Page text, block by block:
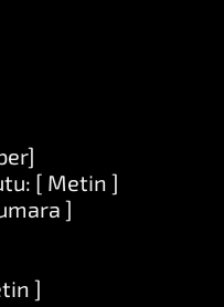
[ Metin ]
]
]